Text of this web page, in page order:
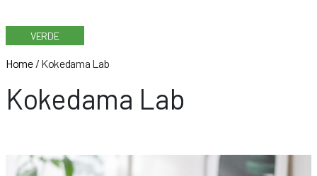
VERDE
Home/ Kokedama Lab
Kokedama Lab